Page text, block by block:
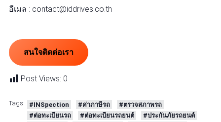
อีเมล : contact@iddrives.co.th
สนใจติดต่อเรา
Post Views: 0
Tags: #INSpection #ค่าภาษีรถ
#ตรวจสภาพรถ
#ต่อทะเบียนรถ
#ต่อทะเบียนรถยนต์
#ประกันภัยรถยนต์